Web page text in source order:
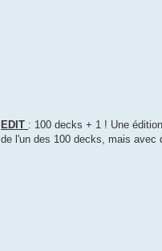
EDIT : 100 decks + 1 ! Une
de l'un des 100 decks, mais avec